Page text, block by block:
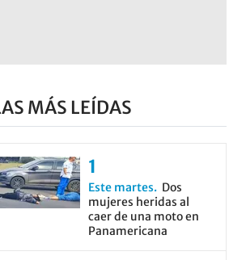
MÁS LEÍDAS
Este martes
Dos
mujeres heridas al
caer de una moto en
Panamericana